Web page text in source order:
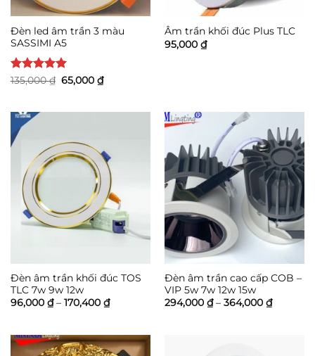
Đèn led âm trần 3 màu
SASSIMI A5
Được xếp
135,000₫ Giá
gốc
65,000 ₫Giá
hiện
Âm trần khối đúc Plus TLC
95,000 ₫
Đèn âm trần khối đúc TOS
TLC 7w 9w 12w
96,000 ₫ – 170,400 ₫Khoảng
giá:
đến
170,400 ₫
Đèn âm trần cao cấp COB –
VIP 5w 7w 12w 15w
294,000 ₫ – 364,000 ₫Khoảng
giá: